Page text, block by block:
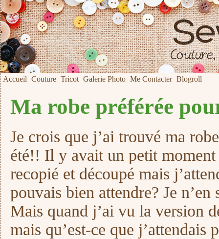
Accueil Couture Tricot Galerie Photo Me Contacter Blogroll
Ma robe préférée
Je crois que j’ai trouvé ma
été!! Il y avait un petit
recopié et découpé mais
pouvais bien attendre? Je
Mais quand j’ai vu la version
mais qu’est-ce que